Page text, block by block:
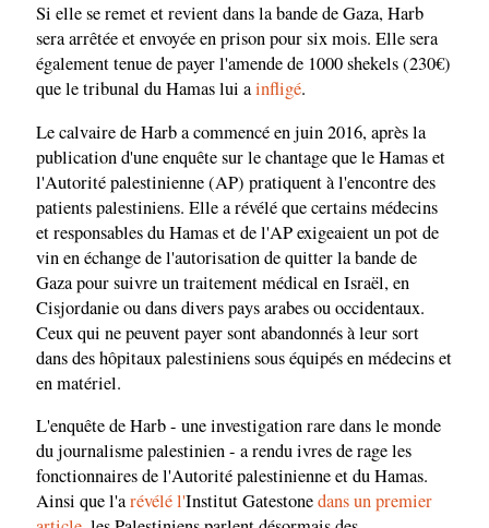
Si elle se remet et revient dans la bande de Gaza, Harb
sera arrêtée et envoyée en prison pour six mois. Elle sera
également tenue de payer l'amende de 1000 shekels (230€)
que le tribunal du Hamas lui ainfligé.
Le calvaire de Harb a commencé en juin 2016, après la
publication d'une enquête sur le chantage que le Hamas et
l'Autorité palestinienne (AP) pratiquent à l'encontre des
patients palestiniens. Elle a révélé que certains médecins
et responsables du Hamas et de l'AP exigeaient un pot de
vin en échange de l'autorisation de quitter la bande de
Gaza pour suivre un traitement médical en Israël, en
Cisjordanie ou dans divers pays arabes ou occidentaux.
Ceux qui ne peuvent payer sont abandonnés à leur sort
dans des hôpitaux palestiniens sous équipés en médecins et
en matériel.
L'enquête de Harb - une investigation rare dans le monde
du journalisme palestinien - a rendu ivres de rage les
fonctionnaires de l'Autorité palestinienne et du Hamas.
Ainsi que l'arévélé l'Institut Gatestonedans un premier